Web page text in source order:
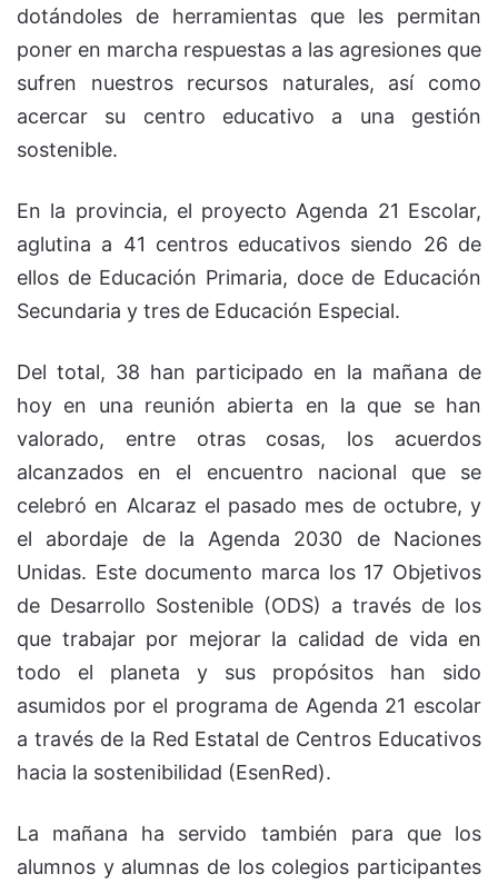
dotándoles de herramientas que les permitan
poner en marcha respuestas a las agresiones que
sufren nuestros recursos naturales, así como
acercar su centro educativo a una gestión
sostenible.
En la provincia, el proyecto Agenda 21 Escolar,
aglutina a 41 centros educativos siendo 26 de
ellos de Educación Primaria, doce de Educación
Secundaria y tres de Educación Especial.
Del total, 38 han participado en la mañana de
hoy en una reunión abierta en la que se han
valorado, entre otras cosas, los acuerdos
alcanzados en el encuentro nacional que se
celebró en Alcaraz el pasado mes de octubre, y
el abordaje de la Agenda 2030 de Naciones
Unidas. Este documento marca los 17 Objetivos
de Desarrollo Sostenible (ODS) a través de los
que trabajar por mejorar la calidad de vida en
todo el planeta y sus propósitos han sido
asumidos por el programa de Agenda 21 escolar
a través de la Red Estatal de Centros Educativos
hacia la sostenibilidad (EsenRed).
La mañana ha servido también para que los
alumnos y alumnas de los colegios participantes